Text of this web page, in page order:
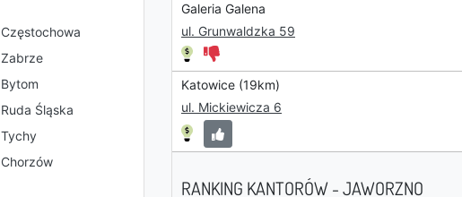
Częstochowa
Zabrze
Bytom
Ruda Śląska
Tychy
Chorzów
Galeria Galena
ul. Grunwaldzka 59
Katowice (19km)
ul. Mickiewicza 6
RANKING KANTORÓW - JAWORZNO